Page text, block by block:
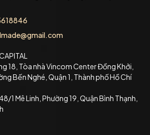
18, Tòa nhà Vincom Center Đồng Khởi,
Bến Nghé, Quận 1, Thành phố Hồ Chí
1 Mê Linh, Phường 19, Quận Bình Thạnh,